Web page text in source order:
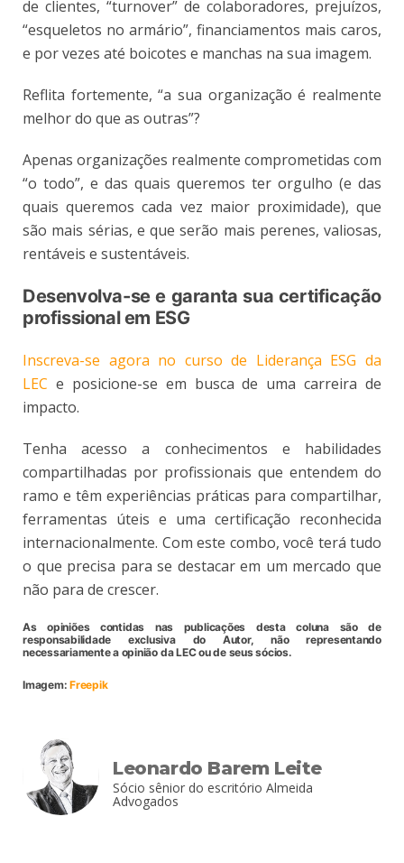
de clientes, “turnover” de colaboradores, prejuízos,
“esqueletos no armário”, financiamentos mais caros,
e por vezes até boicotes e manchas na sua imagem.
Reflita fortemente, “a sua organização é realmente
melhor do que as outras”?
Apenas organizações realmente comprometidas com
“o todo”, e das quais queremos ter orgulho (e das
quais queremos cada vez maior proximidade), que
são mais sérias, e que serão mais perenes, valiosas,
rentáveis e sustentáveis.
Desenvolva-se e garanta sua certificação
profissional em ESG
Inscreva-se agora no curso de Liderança ESG da
LEC e posicione-se em busca de uma carreira de
impacto.
Tenha acesso a conhecimentos e habilidades
compartilhadas por profissionais que entendem do
ramo e têm experiências práticas para compartilhar,
ferramentas úteis e uma certificação reconhecida
internacionalmente. Com este combo, você terá tudo
o que precisa para se destacar em um mercado que
não para de crescer.
As opiniões contidas nas publicações desta coluna são de
responsabilidade exclusiva do Autor, não representando
necessariamente a opinião da LEC ou de seus sócios.
Imagem:Freepik
Leonardo Barem Leite
Sócio sênior do escritório Almeida
Advogados